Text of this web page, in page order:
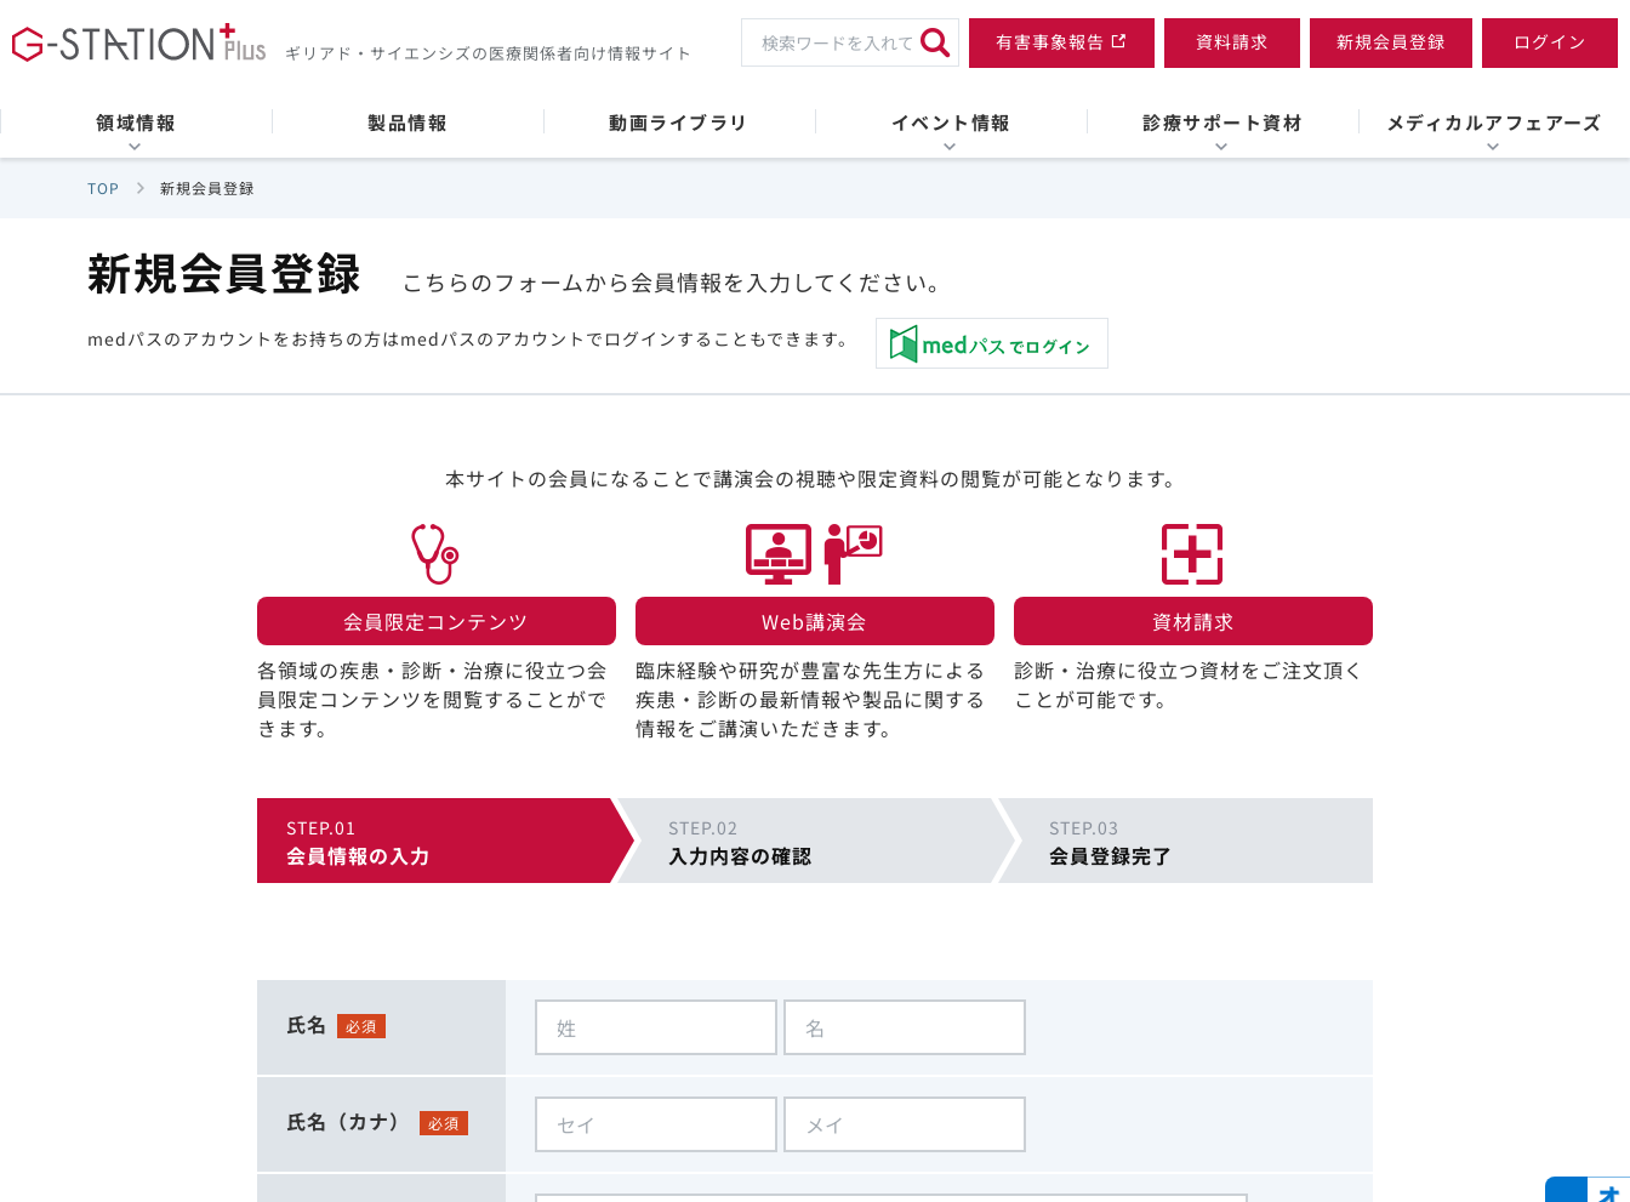
ギリアド・サイエンシズの医療関係者向け情報サイト 有害事象報告 資料請求 新規会員登録 ログイン
領域情報 製品情報 動画ライブラリ イベント情報 診療サポート資材 メディカルアフェアーズ
TOP 新規会員登録
新規会員登録 こちらのフォームから会員情報を入力してください。
medパスのアカウントをお持ちの方はmedパスのアカウントでログインすることもできます。
本サイトの会員になることで講演会の視聴や限定資料の閲覧が可能となります。
会員限定コンテンツ​
各領域の疾患・診断・治療に役立つ会
員限定コンテンツを閲覧することがで
きます。​
Web講演会​
臨床経験や研究が豊富な先生方による
疾患・診断の最新情報や製品に関する
情報をご講演いただきます。
資材請求​
診断・治療に役立つ資材をご注文頂く
ことが可能です。
STEP.01
会員情報の入力
STEP.02
入力内容の確認
STEP.03
会員登録完了
氏名 必須
氏名（カナ） 必須